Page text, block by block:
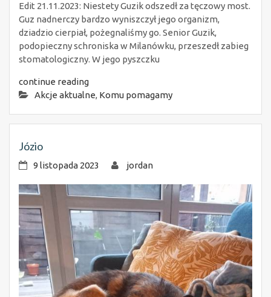
Edit 21.11.2023: Niestety Guzik odszedł za tęczowy most.
Guz nadnerczy bardzo wyniszczył jego organizm,
dziadzio cierpiał, pożegnaliśmy go. Senior Guzik,
podopieczny schroniska w Milanówku, przeszedł zabieg
stomatologiczny. W jego pyszczku
continue reading
Akcje aktualne, Komu pomagamy
Józio
9 listopada 2023 jordan